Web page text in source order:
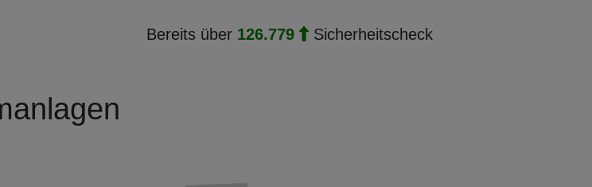
Bereits über 126.779 Sicherheitscheck